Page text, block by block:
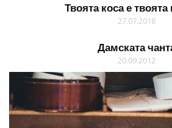
Твоята коса е твоята
27.07.2018
Дамската
20.09.2012